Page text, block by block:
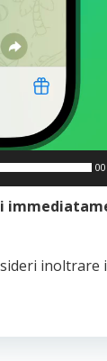
inoltrare